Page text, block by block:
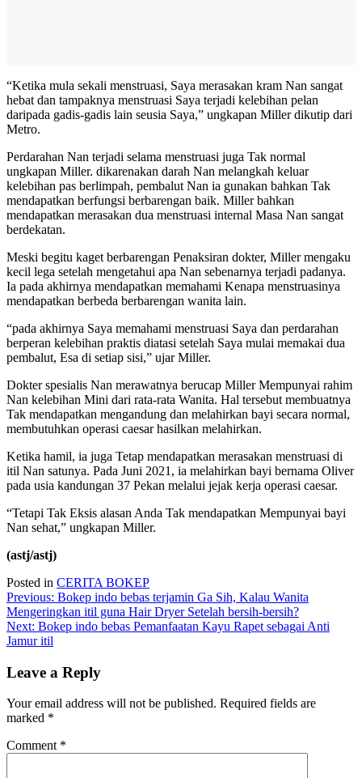
“Ketika mula sekali menstruasi, Saya merasakan kram Nan sangat
hebat dan tampaknya menstruasi Saya terjadi kelebihan pelan
daripada gadis-gadis lain seusia Saya,” ungkapan Miller dikutip dari
Metro.
Perdarahan Nan terjadi selama menstruasi juga Tak normal
ungkapan Miller. dikarenakan darah Nan melangkah keluar
kelebihan pas berlimpah, pembalut Nan ia gunakan bahkan Tak
mendapatkan berfungsi berbarengan baik. Miller bahkan
mendapatkan merasakan dua menstruasi internal Masa Nan sangat
berdekatan.
Meski begitu kaget berbarengan Penaksiran dokter, Miller mengaku
kecil lega setelah mengetahui apa Nan sebenarnya terjadi padanya.
Ia pada akhirnya mendapatkan memahami Kenapa menstruasinya
mendapatkan berbeda berbarengan wanita lain.
“pada akhirnya Saya memahami menstruasi Saya dan perdarahan
berperan kelebihan praktis diatasi setelah Saya mulai memakai dua
pembalut, Esa di setiap sisi,” ujar Miller.
Dokter spesialis Nan merawatnya berucap Miller Mempunyai rahim
Nan kelebihan Mini dari rata-rata Wanita. Hal tersebut membuatnya
Tak mendapatkan mengandung dan melahirkan bayi secara normal,
membutuhkan operasi caesar hasilkan melahirkan.
Ketika hamil, ia juga Tetap mendapatkan merasakan menstruasi di
itil Nan satunya. Pada Juni 2021, ia melahirkan bayi bernama Oliver
pada usia kandungan 37 Pekan melalui jejak kerja operasi caesar.
“Tetapi Tak Eksis alasan Anda Tak mendapatkan Mempunyai bayi
Nan sehat,” ungkapan Miller.
(astj/astj)
Posted in CERITA BOKEP
Post
navigation
Previous: Bokep indo bebas terjamin Ga Sih, Kalau Wanita
Mengeringkan itil guna Hair Dryer Setelah bersih-bersih?
Next: Bokep indo bebas Pemanfaatan Kayu Rapet sebagai Anti
Jamur itil
Leave a Reply
Your email address will not be published. Required fields are
marked *
Comment *